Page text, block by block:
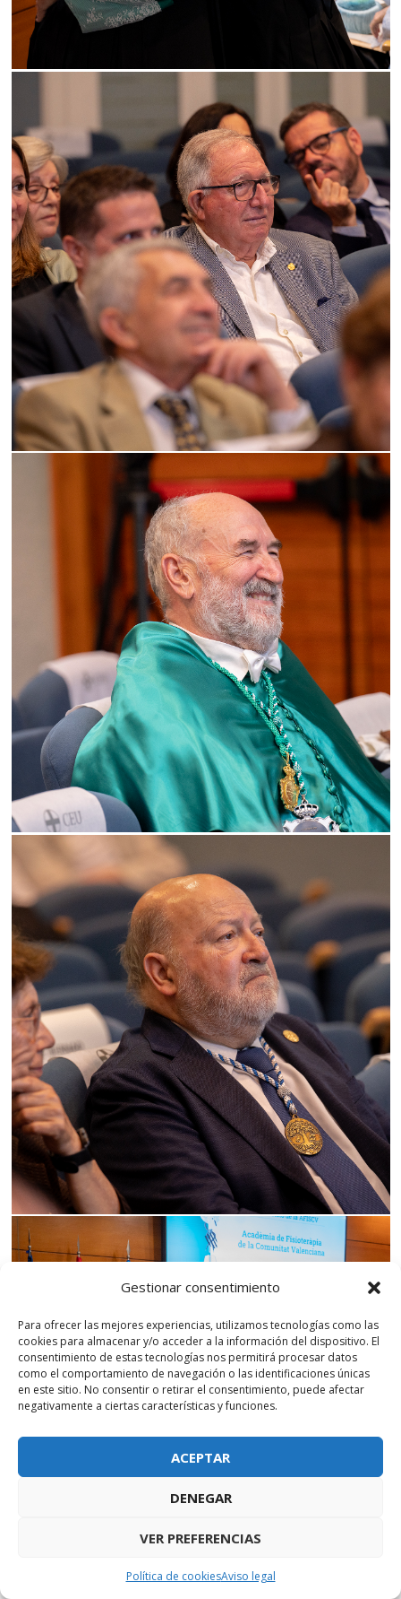
Gestionar consentimiento
Para ofrecer las mejores experiencias, utilizamos tecnologías como las
cookies para almacenar y/o acceder a la información del dispositivo. El
consentimiento de estas tecnologías nos permitirá procesar datos
como el comportamiento de navegación o las identificaciones únicas
en este sitio. No consentir o retirar el consentimiento, puede afectar
negativamente a ciertas características y funciones.
ACEPTAR
DENEGAR
VER PREFERENCIAS
Política de cookiesAviso legal